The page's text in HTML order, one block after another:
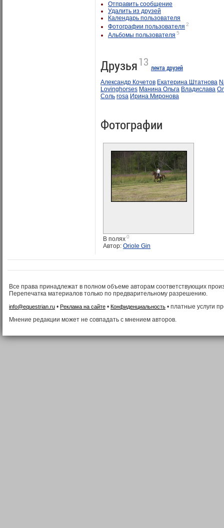
Отправить сообщение
Удалить из друзей
Календарь пользователя
Фотографии пользователя 2
Альбомы пользователя 5
Друзья13 лента друзей
Александр Кочетов Екатерина Штатнова
Lovinghorses Манина Ольга Владислава
Соль rosa Ирина Миронова
Фотографии
В полях0
Автор: Oriole Gin
Все права принадлежат в полном объеме авторам соответствующих
Перепечатка материалов только по предварительному разрешению.
info@equestrian.ru • Реклама на сайте • Конфиденциальность • платные услуги
Мнение редакции может не совпадать с мнением авторов.